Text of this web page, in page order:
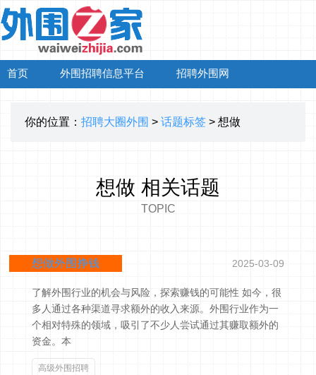
首页 外围招聘信息平台 招聘外围网
你的位置： 招聘大圈外围 > 话题标签 > 想做
想做 相关话题
TOPIC
想做外围挣钱 2025-03-09
了解外围行业的机会与风险，探索赚钱的可能性 如今，很
多人通过各种渠道寻求额外的收入来源。外围行业作为一
个相对特殊的领域，吸引了不少人尝试通过其赚取额外的
资金。本
高级外围招聘